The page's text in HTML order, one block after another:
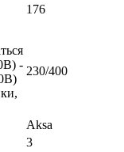
176
- 230/400
Aksa
3